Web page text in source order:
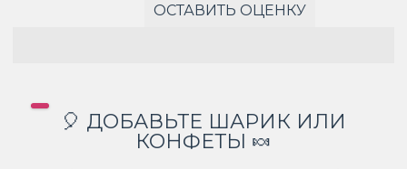
ОСТАВИТЬ ОЦЕНКУ
🎈 ДОБАВЬТЕ ШАРИК ИЛИ
КОНФЕТЫ 🍬